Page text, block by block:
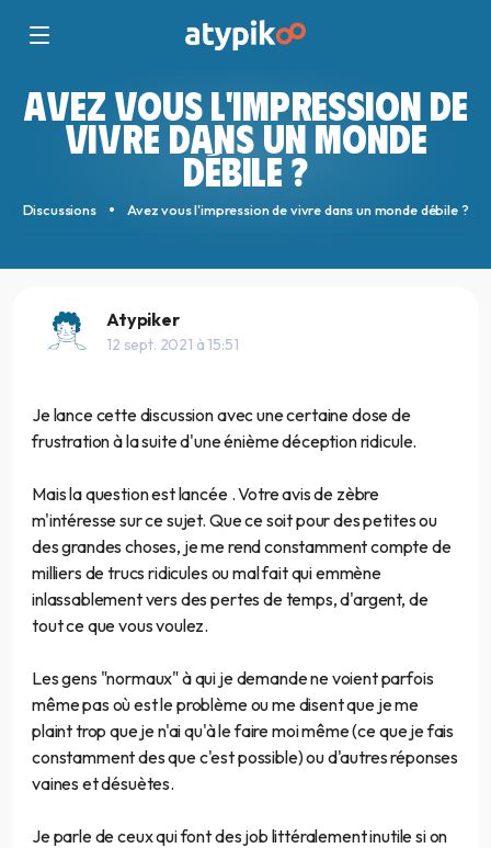
AVEZ VOUS L'IMPRESSION DE
VIVRE DANS UN MONDE
DÉBILE ?
Discussions Avez vous l'impression de vivre dans un monde débile ?
Atypiker
12 sept. 2021 à 15:51
Je lance cette discussion avec une certaine dose de
frustration à la suite d'une énième déception ridicule.
Mais la question est lancée . Votre avis de zèbre
m'intéresse sur ce sujet. Que ce soit pour des petites ou
des grandes choses, je me rend constamment compte de
milliers de trucs ridicules ou mal fait qui emmène
inlassablement vers des pertes de temps, d'argent, de
tout ce que vous voulez.
Les gens "normaux" à qui je demande ne voient parfois
même pas où est le problème ou me disent que je me
plaint trop que je n'ai qu'à le faire moi même (ce que je fais
constamment des que c'est possible) ou d'autres réponses
vaines et désuètes.
Je parle de ceux qui font des job littéralement inutile si on